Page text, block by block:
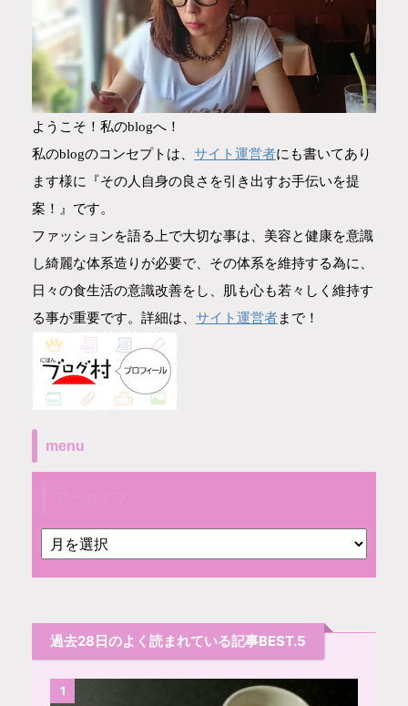
ようこそ！私のblogへ！
私のblogのコンセプトは、 サイト運営者にも書いてあり
ます様に『その人自身の良さを引き出すお手伝いを提
案！』です。
ファッションを語る上で大切な事は、美容と健康を意識
し綺麗な体系造りが必要で、その体系を維持する為に、
日々の食生活の意識改善をし、肌も心も若々しく維持す
る事が重要です。詳細は、 サイト運営者まで！
menu
過去28日のよく読まれている記事BEST.5
1